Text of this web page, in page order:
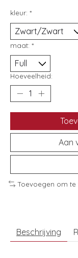
kleur: *
maat: *
Hoeveelheid:
Aan
Toevoegen om te
Beschrijving